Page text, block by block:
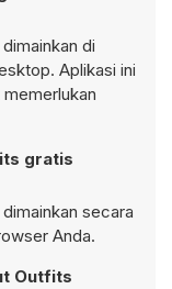
di
Aplikasi ini
gratis
secara
Anda.
Outfits